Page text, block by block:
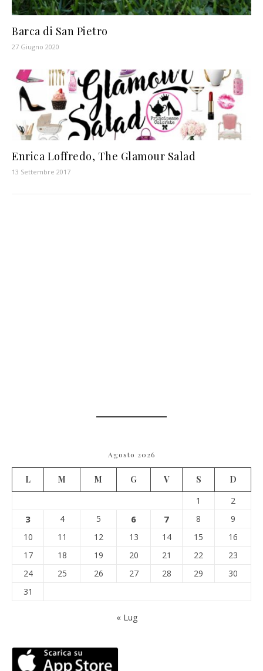
Barca di San Pietro
27 Giugno 2020
Enrica Loffredo, The Glamour Salad
13 Settembre 2017
Agosto 2026
L M M G V S
D
1
2
3 4 5 6 7 8
9
10
11 12 13 14 15
16
17
18 19 20 21 22
23
24
25 26 27 28 29
30
31
« Lug